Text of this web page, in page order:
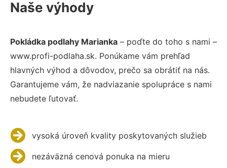
Naše výhody
Pokládka podlahy Marianka – poďte do toho s nami –
www.profi-podlaha.sk. Ponúkame vám prehľad
hlavných výhod a dôvodov, prečo sa obrátiť na nás.
Garantujeme vám, že nadviazanie spolupráce s nami
nebudete ľutovať.
vysoká úroveň kvality poskytovaných služieb
nezáväzná cenová ponuka na mieru